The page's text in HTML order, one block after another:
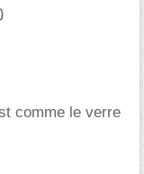
comme le verre